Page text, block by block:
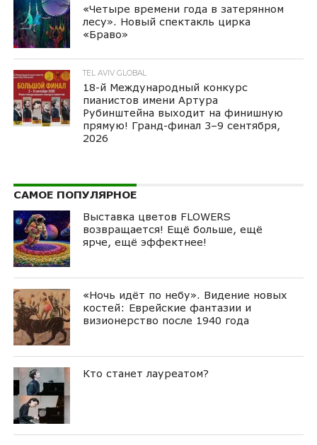
«Четыре времени года в затерянном
лесу». Новый спектакль цирка
«Браво»
TEL AVIV GLOBAL
18-й Международный конкурс
пианистов имени Артура
Рубинштейна выходит на финишную
прямую! Гранд-финал 3–9 сентября,
2026
САМОЕ ПОПУЛЯРНОЕ
Выставка цветов FLOWERS
возвращается! Ещё больше, ещё
ярче, ещё эффектнее!
«Ночь идёт по небу». Видение новых
костей: Еврейские фантазии и
визионерство после 1940 года
Кто станет лауреатом?